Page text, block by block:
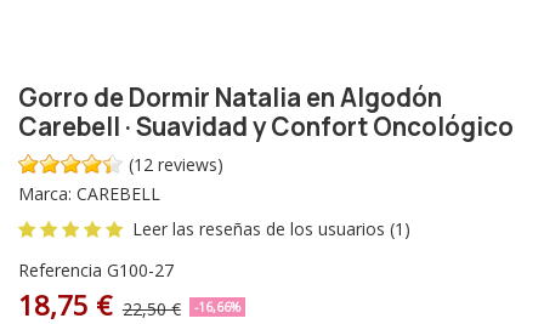
Gorro de Dormir Natalia en Algodón
Carebell · Suavidad y Confort Oncológico
(12 reviews)
Marca: CAREBELL
Leer las reseñas de los usuarios (1)
Referencia G100-27
18,75 € 22,50 € -16,66%